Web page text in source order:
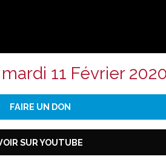
11 Février
FAIRE UN DON
SUR YOUTUBE